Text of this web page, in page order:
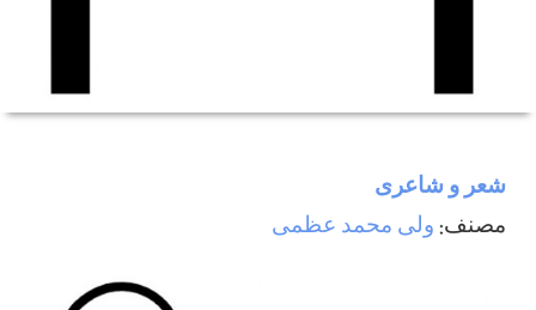
شعر و شاعری
مصنف: ولی محمد عظمی